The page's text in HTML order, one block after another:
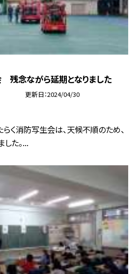
残念ながら延期となりました
更新日 2024/04/30
く消防写生会は、天候不順のため、
た。...